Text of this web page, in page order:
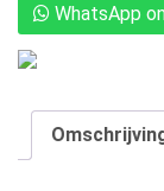
WhatsApp